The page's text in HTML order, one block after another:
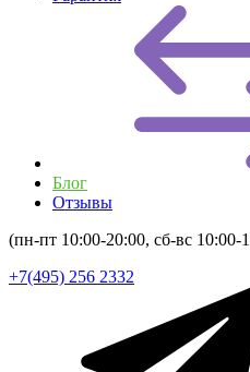
Блог
Отзывы
(пн-пт 10:00-20:00, сб-вс 10:00-
+7(495) 256 2332